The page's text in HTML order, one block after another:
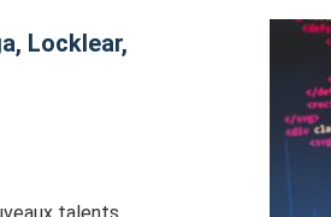
Locklear,
talents